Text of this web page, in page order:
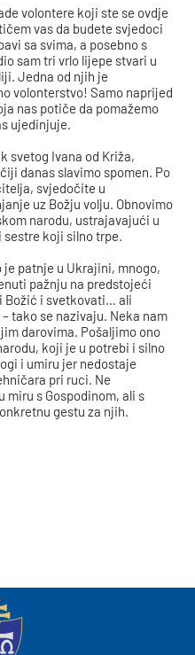
volontere koji ste se ovdje
vas da budete svjedoci
sa svima, a posebno s
sam tri vrlo lijepe stvari u
Jedna od njih je
volonterstvo! Samo naprijed
nas potiče da pomažemo
ujedinjuje.
svetog Ivana od Križa,
danas slavimo spomen. Po
svjedočite u
uz Božju volju. Obnovimo
narodu, ustrajavajući u
sestre koji silno trpe.
patnje u Ukrajini, mnogo,
pažnju na predstojeći
Božić i svetkovati… ali
tako se nazivaju. Neka nam
darovima. Pošaljimo ono
koji je u potrebi i silno
i umiru jer nedostaje
pri ruci. Ne
miru s Gospodinom, ali s
gestu za njih.